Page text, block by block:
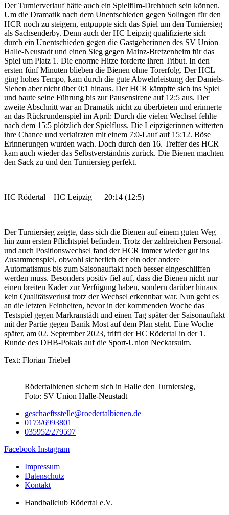
Der Turnierverlauf hätte auch ein Spielfilm-Drehbuch sein können.
Um die Dramatik nach dem Unentschieden gegen Solingen für den
HCR noch zu steigern, entpuppte sich das Spiel um den Turniersieg
als Sachsenderby. Denn auch der HC Leipzig qualifizierte sich
durch ein Unentschieden gegen die Gastgeberinnen des SV Union
Halle-Neustadt und einen Sieg gegen Mainz-Bretzenheim für das
Spiel um Platz 1. Die enorme Hitze forderte ihren Tribut. In den
ersten fünf Minuten blieben die Bienen ohne Torerfolg. Der HCL
ging hohes Tempo, kam durch die gute Abwehrleistung der Daniels-
Sieben aber nicht über 0:1 hinaus. Der HCR kämpfte sich ins Spiel
und baute seine Führung bis zur Pausensirene auf 12:5 aus. Der
zweite Abschnitt war an Dramatik nicht zu überbieten und erinnerte
an das Rückrundenspiel im April: Durch die vielen Wechsel fehlte
nach dem 15:5 plötzlich der Spielfluss. Die Leipzigerinnen witterten
ihre Chance und verkürzten mit einem 7:0-Lauf auf 15:12. Böse
Erinnerungen wurden wach. Doch durch den 16. Treffer des HCR
kam auch wieder das Selbstverständnis zurück. Die Bienen machten
den Sack zu und den Turniersieg perfekt.
HC Rödertal – HC Leipzig 20:14 (12:5)
Der Turniersieg zeigte, dass sich die Bienen auf einem guten Weg
hin zum ersten Pflichtspiel befinden. Trotz der zahlreichen Personal-
und auch Positionswechsel fand der HCR immer wieder gut ins
Zusammenspiel, obwohl sicherlich der ein oder andere
Automatismus bis zum Saisonauftakt noch besser eingeschliffen
werden muss. Besonders positiv fiel auf, dass die Bienen nicht nur
einen breiten Kader zur Verfügung haben, sondern darüber hinaus
kein Qualitätsverlust trotz der Wechsel erkennbar war. Nun geht es
an die letzten Feinheiten, bevor in der kommenden Woche das
Testspiel gegen Markranstädt und einen Tag später der Saisonauftakt
mit der Partie gegen Banik Most auf dem Plan steht. Eine Woche
später, am 02. September 2023, trifft der HC Rödertal in der 1.
Runde des DHB-Pokals auf die Sport-Union Neckarsulm.
Text: Florian Triebel
Rödertalbienen sichern sich in Halle den Turniersieg,
Foto: SV Union Halle-Neustadt
geschaeftsstelle@roedertalbienen.de
0173/6993801
035952/279597
Facebook Instagram
Impressum
Datenschutz
Kontakt
Handballclub Rödertal e.V.